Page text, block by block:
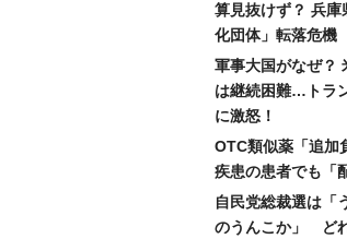
算見抜けず？ 兵
化団体」転落危機
軍事大国がなぜ？
は継続困難…トラ
に激怒！
OTC類似薬「追加
疾患の患者でも「
自民党総裁選は「
のうんこか」 ど